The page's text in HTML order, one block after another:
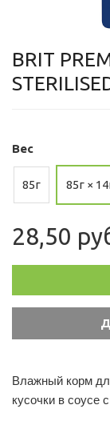
BRIT
Вес
85г 85г ×
28,50
Влажный корм
кусочки в соусе